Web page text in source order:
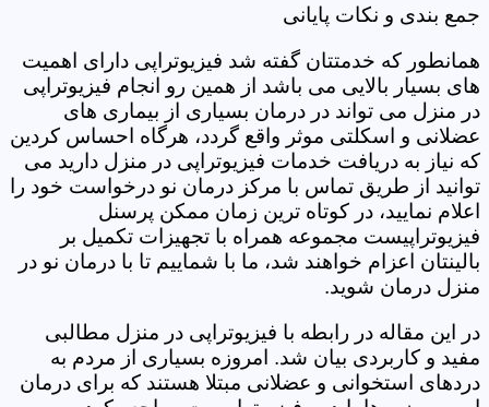
جمع بندی و نکات پایانی
همانطور که خدمتتان گفته شد فیزیوتراپی دارای اهمیت
های بسیار بالایی می باشد از همین رو انجام فیزیوتراپی
در منزل می تواند در درمان بسیاری از بیماری های
عضلانی و اسکلتی موثر واقع گردد، هرگاه احساس کردین
که نیاز به دریافت خدمات فیزیوتراپی در منزل دارید می
توانید از طریق تماس با مرکز درمان نو درخواست خود را
اعلام نمایید، در کوتاه ترین زمان ممکن پرسنل
فیزیوتراپیست مجموعه همراه با تجهیزات تکمیل بر
بالینتان اعزام خواهند شد، ما با شماییم تا با درمان نو در
منزل درمان شوید.
در این مقاله در رابطه با فیزیوتراپی در منزل مطالبی
مفید و کاربردی بیان شد. امروزه بسیاری از مردم به
دردهای استخوانی و عضلانی مبتلا هستند که برای درمان